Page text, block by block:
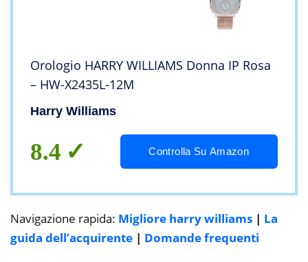
Orologio HARRY WILLIAMS Donna IP Rosa
– HW-X2435L-12M
Harry Williams
8.4 Controlla Su Amazon
Navigazione rapida: Migliore harry williams | La
guida dell’acquirente | Domande frequenti